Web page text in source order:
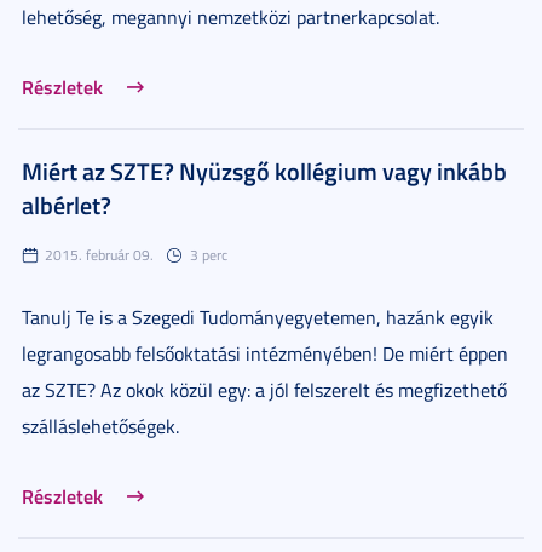
lehetőség, megannyi nemzetközi partnerkapcsolat.
Részletek
Miért az SZTE? Nyüzsgő kollégium vagy inkább
albérlet?
2015. február 09. 3 perc
Tanulj Te is a Szegedi Tudományegyetemen, hazánk egyik
legrangosabb felsőoktatási intézményében! De miért éppen
az SZTE? Az okok közül egy: a jól felszerelt és megfizethető
szálláslehetőségek.
Részletek